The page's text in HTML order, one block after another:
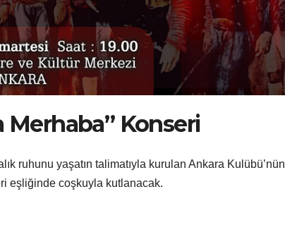
Merhaba” Konseri
ruhunu yaşatın talimatıyla kurulan Ankara Kulübü’nün
eşliğinde coşkuyla kutlanacak.